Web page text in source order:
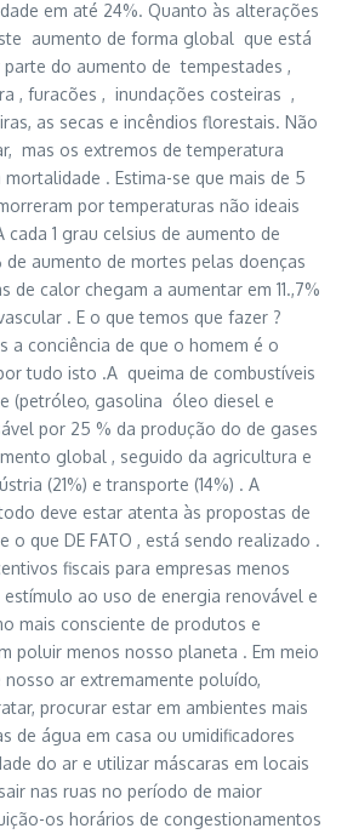
em até 24%. Quanto às alterações
aumento de forma global que está
do aumento de tempestades ,
, furacões , inundações costeiras ,
as secas e incêndios florestais. Não
mas os extremos de temperatura
. Estima-se que mais de 5
por temperaturas não ideais
cada 1 grau celsius de aumento de
de aumento de mortes pelas doenças
de calor chegam a aumentar em 11.,7%
. E o que temos que fazer ?
a conciência de que o homem é o
tudo isto .A queima de combustíveis
(petróleo, gasolina óleo diesel e
por 25 % da produção do de gases
global , seguido da agricultura e
(21%) e transporte (14%) . A
deve estar atenta às propostas de
o que DE FATO , está sendo realizado .
fiscais para empresas menos
ao uso de energia renovável e
mais consciente de produtos e
poluir menos nosso planeta . Em meio
ar extremamente poluído,
procurar estar em ambientes mais
de água em casa ou umidificadores
do ar e utilizar máscaras em locais
nas ruas no período de maior
os horários de congestionamentos